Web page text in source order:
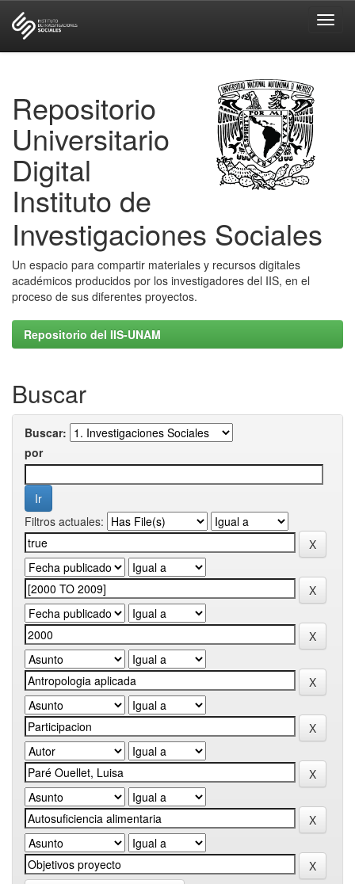
Repositorio
Universitario
Digital
Instituto de
Investigaciones Sociales
Un espacio para compartir materiales y recursos digitales
académicos producidos por los investigadores del IIS, en el
proceso de sus diferentes proyectos.
Repositorio del IIS-UNAM
Buscar
Buscar:
por
Filtros actuales: